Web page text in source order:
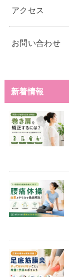
アクセス
お問い合わせ
新着情報